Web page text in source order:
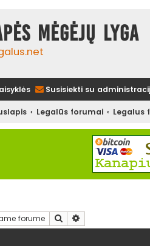
mėgėjų lyga
Susisiekti su
Legalūs forumai Legalus
Ieškoti